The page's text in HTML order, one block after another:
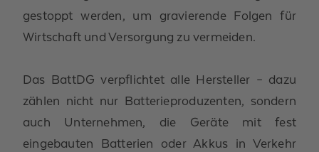
gestoppt werden, um gravierende Folgen für
Wirtschaft und Versorgung zu vermeiden.
Das BattDG verpflichtet alle Hersteller – dazu
zählen nicht nur Batterieproduzenten, sondern
auch Unternehmen, die Geräte mit fest
eingebauten Batterien oder Akkus in Verkehr